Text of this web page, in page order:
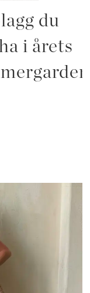
du
i årets